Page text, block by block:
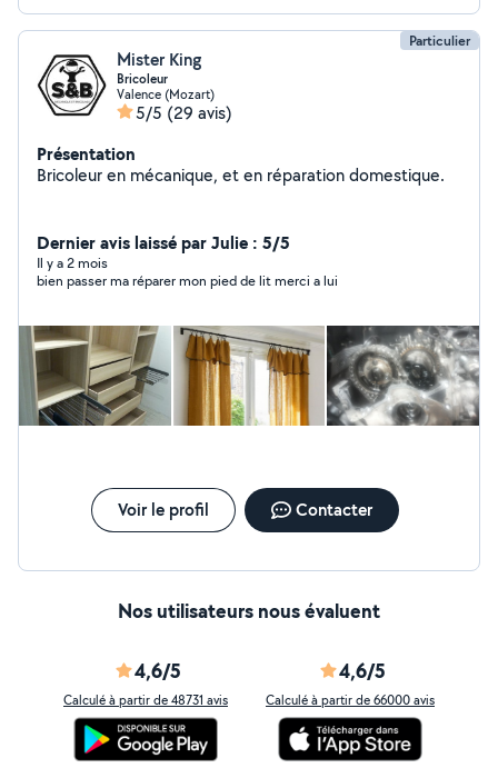
Particulier
Mister King
Bricoleur
Valence (Mozart)
5/5 (29 avis)
Présentation
Bricoleur en mécanique, et en réparation domestique.
Dernier avis laissé par Julie : 5/5
Il y a 2 mois
bien passer ma réparer mon pied de lit merci a lui
Voir le profil Contacter
Nos utilisateurs nous évaluent
4,6/5
Calculé à partir de 48731 avis
4,6/5
Calculé à partir de 66000 avis